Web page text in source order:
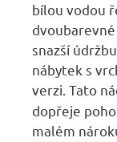
bílou vodou
snazší
nábytek s
verzi. Tato
dopřeje
malém